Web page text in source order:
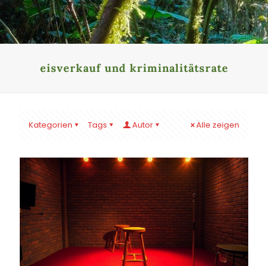
eisverkauf und kriminalitätsrate
Kategorien Tags Autor Alle zeigen